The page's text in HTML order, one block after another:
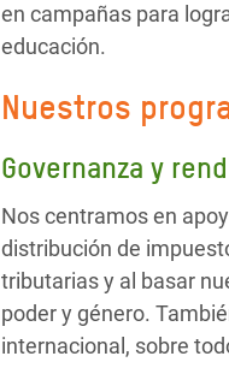
en campañas para
educación.
Nuestros
Governanza y
Nos centramos en
distribución de
tributarias y al basar
poder y género.
internacional, sobre